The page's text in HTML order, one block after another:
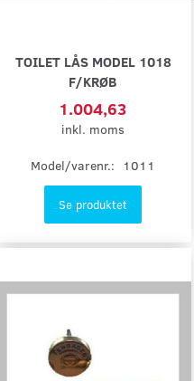
TOILET LÅS MODEL 1018
F/KRØB
1.004,63
inkl. moms
Model/varenr.: 1011
Se produktet